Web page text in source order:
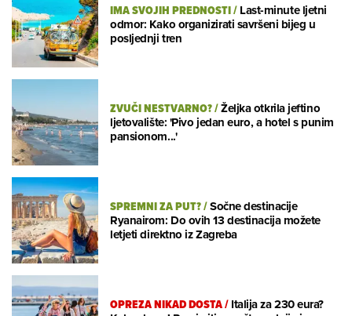
IMA SVOJIH PREDNOSTI/Last-minute ljetni
odmor: Kako organizirati savršeni bijeg u
posljednji tren
ZVUČI NESTVARNO?/Željka otkrila jeftino
ljetovalište: 'Pivo jedan euro, a hotel s punim
pansionom...'
SPREMNI ZA PUT?/Sočne destinacije
Ryanairom: Do ovih 13 destinacija možete
letjeti direktno iz Zagreba
OPREZA NIKAD DOSTA/Italija za 230 eura?